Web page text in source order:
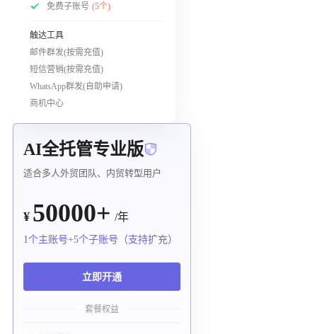
免费子账号 (5个)
触达工具
邮件群发(按需充值)
短信营销(按需充值)
WhatsApp群发(自助申请)
商机中心
AI全托管专业版
适合多人外贸团队、内贸转型用户
¥ 50000+ /年
1个主账号+5个子账号（支持扩充）
立即开通
套餐权益